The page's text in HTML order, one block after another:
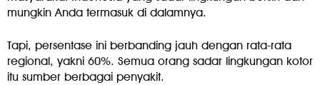
mungkin Anda termasuk di dalamnya.
Tapi, persentase ini berbanding jauh dengan rata-rata
regional, yakni 60%. Semua orang sadar lingkungan kotor
itu sumber berbagai penyakit.